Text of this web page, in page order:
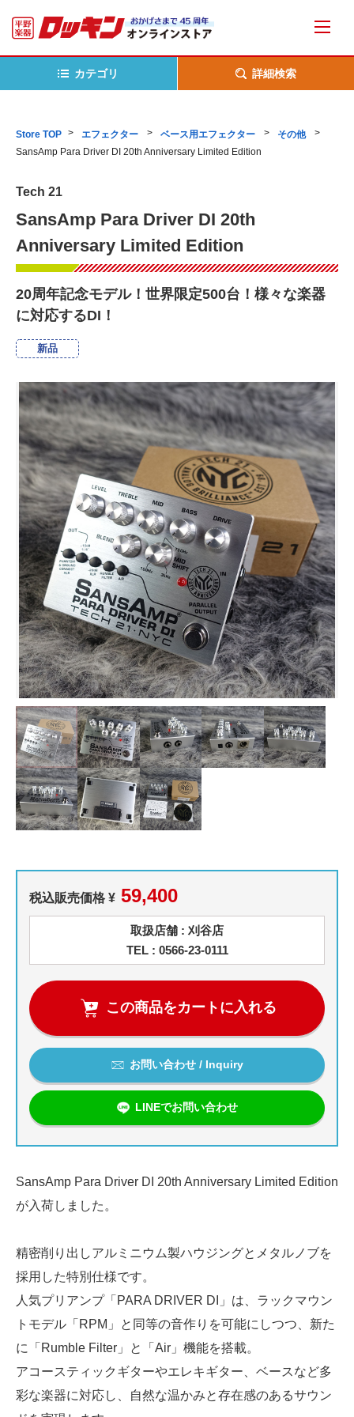
カテゴリ 詳細検索
Store TOP エフェクター ベース用エフェクター
その他
SansAmp Para Driver DI 20th Anniversary Limited Edition
Tech 21
SansAmp Para Driver DI 20th
Anniversary Limited Edition
20周年記念モデル！世界限定500台！様々な楽器
に対応するDI！
新品
税込販売価格 ¥ 59,400
取扱店舗 : 刈谷店
TEL : 0566-23-0111
この商品をカートに入れる
お問い合わせ / Inquiry
LINEでお問い合わせ
SansAmp Para Driver DI 20th Anniversary Limited Edition
が入荷しました。
精密削り出しアルミニウム製ハウジングとメタルノブを
採用した特別仕様です。
人気プリアンプ「PARA DRIVER DI」は、ラックマウン
トモデル「RPM」と同等の音作りを可能にしつつ、新た
に「Rumble Filter」と「Air」機能を搭載。
アコースティックギターやエレキギター、ベースなど多
彩な楽器に対応し、自然な温かみと存在感のあるサウン